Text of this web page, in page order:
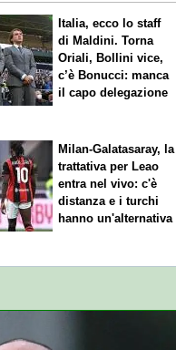
Italia, ecco lo staff
di Maldini. Torna
Oriali, Bollini vice,
c’è Bonucci: manca
il capo delegazione
Milan-Galatasaray, la
trattativa per Leao
entra nel vivo: c'è
distanza e i turchi
hanno un'alternativa